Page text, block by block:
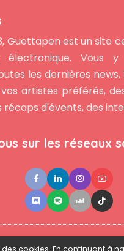
Guettapen est un site
électronique. Vous
les dernières
artistes préférés,
récaps d'évents, des
sur les réseaux
Newsletter ● L'équipe ●
des cookies. En continuant à